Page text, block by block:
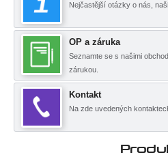
Nejčastější otázky o nás,
OP a záruka
Seznamte se s našimi
zárukou.
Kontakt
Na zde uvedených